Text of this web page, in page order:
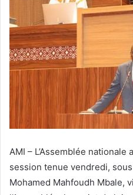
AMI – L’Assemblée nationale
session tenue vendredi,
Mohamed Mahfoudh Mbale,